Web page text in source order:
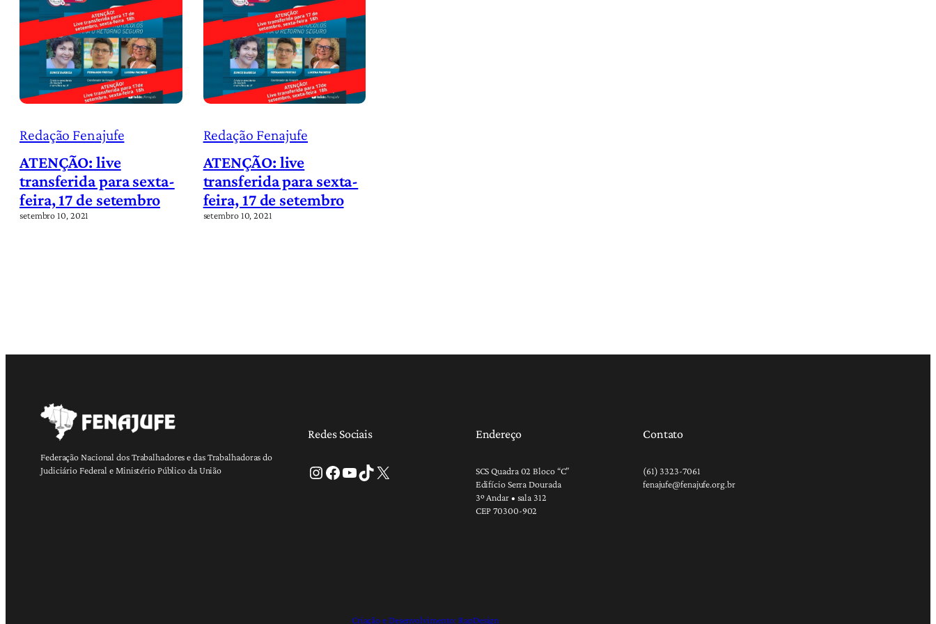
Redação Fenajufe
ATENÇÃO: live
transferida para sexta-
feira, 17 de setembro
setembro 10, 2021
Redação Fenajufe
ATENÇÃO: live
transferida para sexta-
feira, 17 de setembro
setembro 10, 2021
Federação Nacional dos Trabalhadores e das Trabalhadoras do
Judiciário Federal e Ministério Público da União
Redes Sociais
Instagram Facebook Youtube TikTok X
Endereço
SCS Quadra 02 Bloco “C”
Edifício Serra Dourada
3º Andar • sala 312
CEP 70300-902
Contato
(61) 3323-7061
fenajufe@fenajufe.org.br
Criação e Desenvolvimento: RapDesign